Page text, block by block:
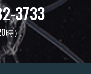
3733
時）